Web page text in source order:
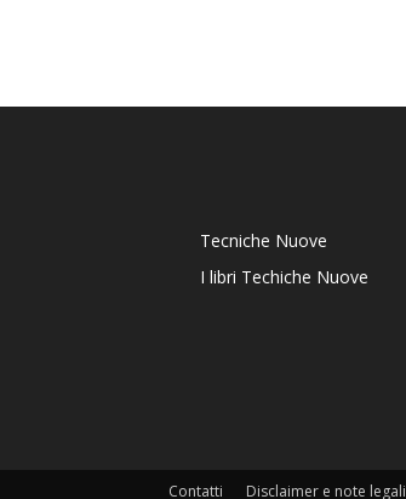
Tecniche Nuove
I libri Techiche Nuove
Contatti Disclaimer e note legali